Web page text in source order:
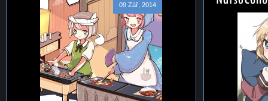
09 Zář, 2014